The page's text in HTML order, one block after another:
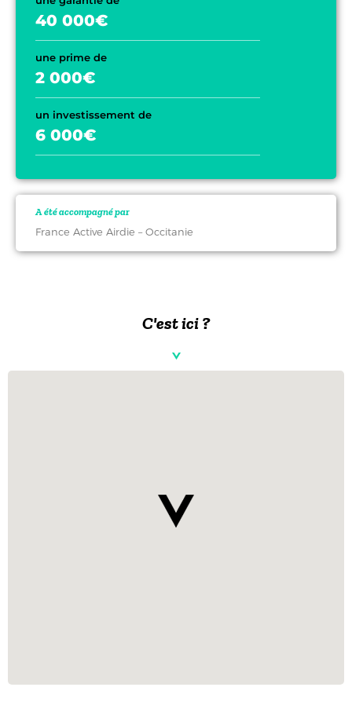
40 000€
une prime de
2 000€
un investissement de
6 000€
A été accompagné par
France Active Airdie – Occitanie
C'est ici ?